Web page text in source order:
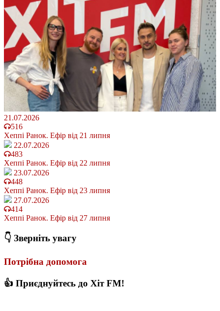
21.07.2026
516
Хеппі Ранок. Ефір від 21 липня
22.07.2026
483
Хеппі Ранок. Ефір від 22 липня
23.07.2026
448
Хеппі Ранок. Ефір від 23 липня
27.07.2026
414
Хеппі Ранок. Ефір від 27 липня
👇 Зверніть увагу
Потрібна допомога
👍 Приєднуйтесь до Хіт FM!